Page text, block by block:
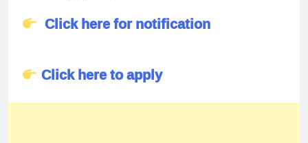
Click here for notification
Click here to apply